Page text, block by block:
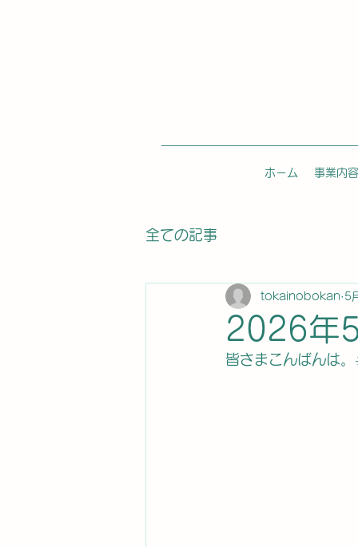
ホーム 事業内容
全ての記事
2026年
tokainobokan 5
皆さまこんばんは